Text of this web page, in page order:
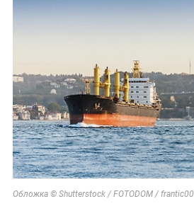
Обложка © Shutterstock / FOTODOM / frantic00